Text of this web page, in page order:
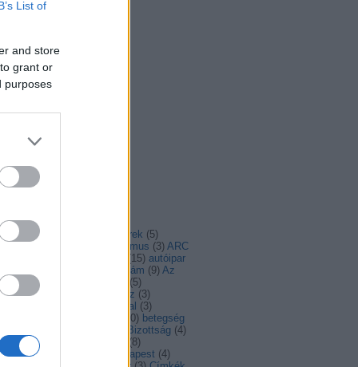
List of
and store
grant or
purposes
advent álhírek (5)
antiszemitizmus (3) ARC
(15) autóipar
AZ én Európám (9) Az
helyzete
(5)
( Belarusz (3)
berlini fal (3)
30) betegség
Bizottság (4)
(6 (8)
(5 budapest (4)